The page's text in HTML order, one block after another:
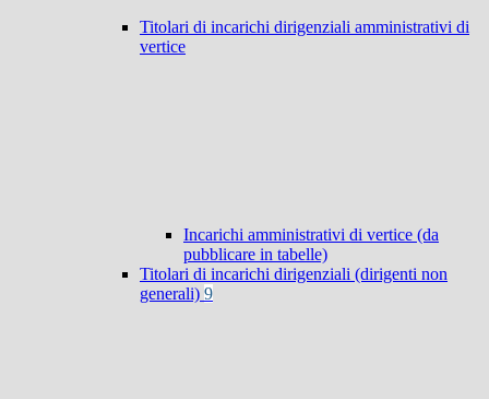
Titolari di incarichi dirigenziali amministrativi di
vertice
Incarichi amministrativi di vertice (da
pubblicare in tabelle)
Titolari di incarichi dirigenziali (dirigenti non
generali) 9